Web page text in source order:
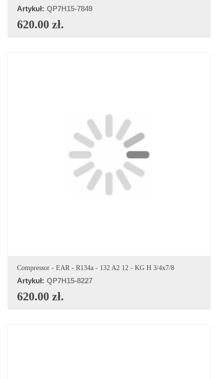
Artykuł: QP7H15-7849
620.00 zł.
DODAJ DO KOSZYKA
Compressor - EAR - R134a - 132 A2 12 - KG H 3/4x7/8
Artykuł: QP7H15-8227
620.00 zł.